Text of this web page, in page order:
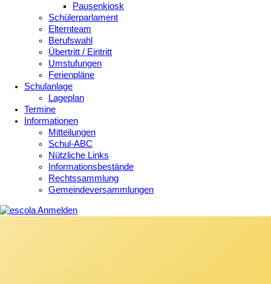
Pausenkiosk
Schülerparlament
Elternteam
Berufswahl
Übertritt / Eintritt
Umstufungen
Ferienpläne
Schulanlage
Lageplan
Termine
Informationen
Mitteilungen
Schul-ABC
Nützliche Links
Informationsbestände
Rechtssammlung
Gemeindeversammlungen
Anmelden